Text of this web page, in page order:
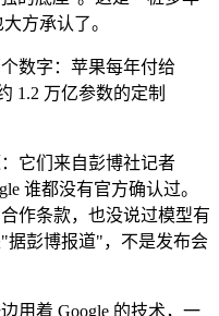
方承认了。
数字：苹果每年付给
1.2 万亿参数的定制
它们来自彭博社记者
谁都没有官方确认过。
作条款，也没说过模型有
据彭博报道"，不是发布会
用着 Google 的技术，一